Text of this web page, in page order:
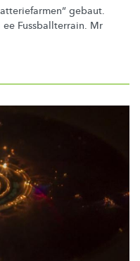
gebaut.
ee Fussballterrain. Mr